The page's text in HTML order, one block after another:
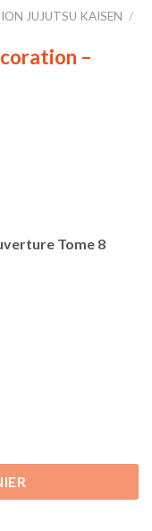
JUJUTSU KAISEN /
–
Tome 8